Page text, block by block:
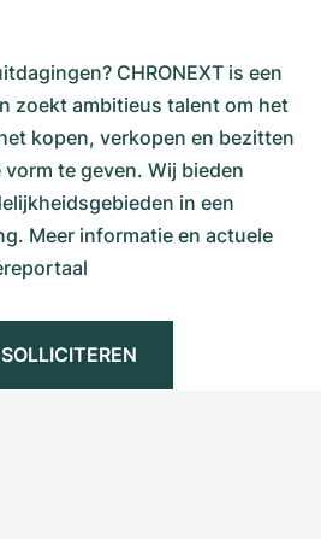
CHRONEXT is een
zoekt ambitieus talent om het
kopen, verkopen en bezitten
te geven. Wij bieden
in een
Meer informatie en actuele